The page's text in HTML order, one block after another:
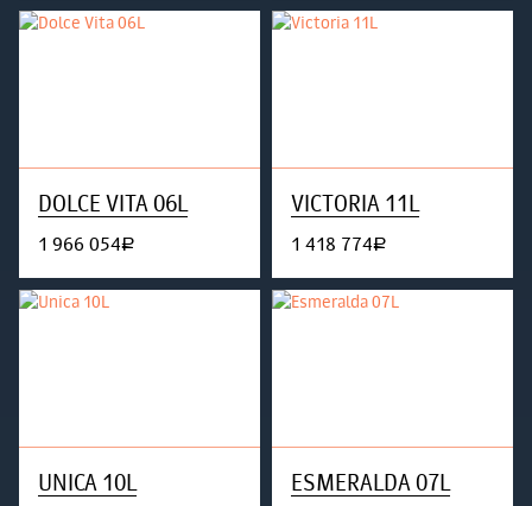
DOLCE VITA 06L
1 966 054руб.
VICTORIA 11L
1 418 774руб.
UNICA 10L ESMERALDA 07L